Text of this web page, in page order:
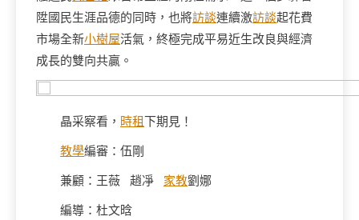
陞國民生涯品德的同時，也將訪談連續激訪談起花費
市場全新小樹屋活氣，終極完成平易近生改良與經濟
成長的雙向共贏。
晶采察看， 時租下期見！
教學編審：伍剛
兼顧：王薇 趙凈 家教劉娜
編導：杜文晗